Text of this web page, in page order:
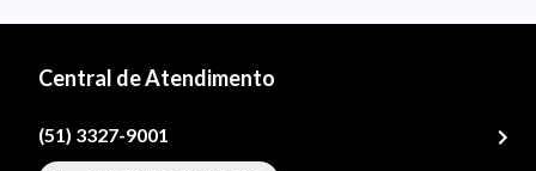
Central de Atendimento
(51) 3327-9001